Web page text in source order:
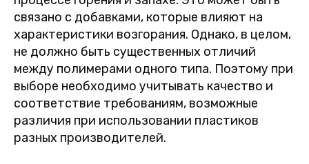
связано с добавками, которые влияют на
характеристики возгорания. Однако, в целом,
не должно быть существенных отличий
между полимерами одного типа. Поэтому при
выборе необходимо учитывать качество и
соответствие требованиям, возможные
различия при использовании пластиков
разных производителей.